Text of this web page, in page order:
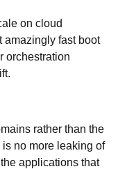
on cloud
amazingly fast boot
orchestration
rather than the
no more leaking of
applications that